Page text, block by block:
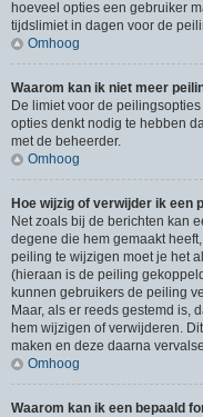
hoeveel opties een gebruiker
tijdslimiet in dagen voor de
Omhoog
Waarom kan ik niet meer
De limiet voor de
opties denkt nodig te hebben
met de beheerder.
Omhoog
Hoe wijzig of verwijder ik een
Net zoals bij de berichten kan
degene die hem gemaakt
peiling te wijzigen moet je het
(hieraan is de peiling
kunnen gebruikers de peiling
Maar, als er reeds gestemd is,
hem wijzigen of verwijderen.
maken en deze daarna
Omhoog
Waarom kan ik een bepaald